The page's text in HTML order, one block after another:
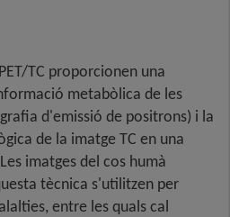
TC proporcionen una
metabòlica de les
d'emissió de positrons) i la
de la imatge TC en una
imatges del cos humà
tècnica s'utilitzen per
entre les quals cal